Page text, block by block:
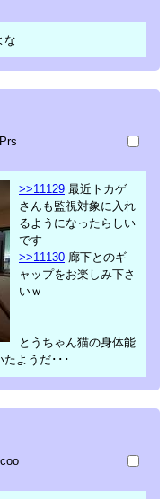
な
>>11129 最近トカゲ
さんも監視対象に入れ
るようになったらしい
です
>>11130 廊下とのギ
ャップをお楽しみ下さ
いｗ
とうちゃん猫の身体能
ようだ･･･